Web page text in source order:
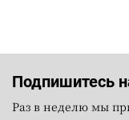
Подпишитесь
Раз в неделю мы